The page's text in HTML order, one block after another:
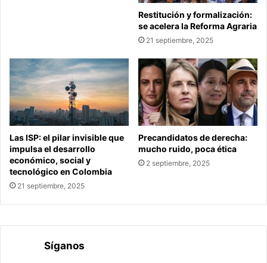
Restitución y formalización:
se acelera la Reforma Agraria
21 septiembre, 2025
Las ISP: el pilar invisible que
impulsa el desarrollo
económico, social y
tecnológico en Colombia
21 septiembre, 2025
Precandidatos de derecha:
mucho ruido, poca ética
2 septiembre, 2025
Síganos